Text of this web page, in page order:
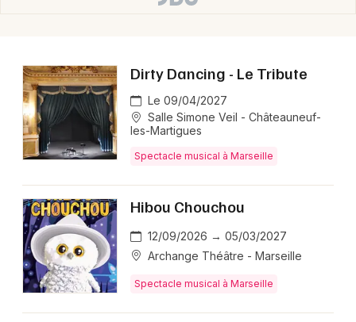
Dirty Dancing - Le Tribute
Le 09/04/2027
Salle Simone Veil - Châteauneuf-
les-Martigues
Spectacle musical à Marseille
Hibou Chouchou
12/09/2026 → 05/03/2027
Archange Théâtre - Marseille
Spectacle musical à Marseille